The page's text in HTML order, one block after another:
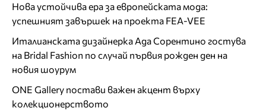
Нова устойчива ера за европейската мода:
успешният завършек на проекта FEA-VEE
Италианската дизайнерка Ада Сорентино гостува
на Bridal Fashion по случай първия рожден ден на
новия шоурум
ONE Gallery постави важен акцент върху
колекционерството